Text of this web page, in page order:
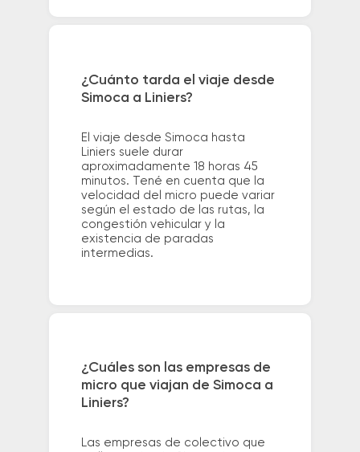
¿Cuánto tarda el viaje desde
Simoca a Liniers?
El viaje desde Simoca hasta
Liniers suele durar
aproximadamente 18 horas 45
minutos. Tené en cuenta que la
velocidad del micro puede variar
según el estado de las rutas, la
congestión vehicular y la
existencia de paradas
intermedias.
¿Cuáles son las empresas de
micro que viajan de Simoca a
Liniers?
Las empresas de colectivo que